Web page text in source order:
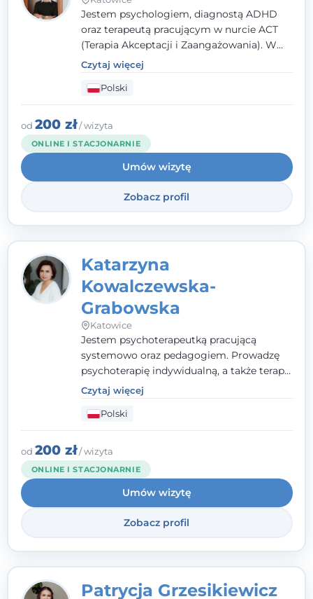
Jestem psychologiem, diagnostą ADHD
oraz terapeutą pracującym w nurcie ACT
(Terapia Akceptacji i Zaangażowania). W
kontakcie z pacjentem najważniejsze są dla
mnie serdeczność, zrozumienie i atmosfera
pełna ciepła. Wierzę, że skuteczna terapia
to wspólne działanie - razem tworzymy
zespół, który szuka rozwiązań.
Czytaj więcej
Polski
od 200 zł/ wizyta
ONLINE I STACJONARNIE
Umów wizytę
Zobacz profil
Katarzyna
Kowalczewska-
Grabowska
Katowice
Jestem psychoterapeutką pracującą
systemowo oraz pedagogiem. Prowadzę
psychoterapię indywidualną, a także terapię
par, małżeństw i rodzin. Patrzę na
człowieka całościowo - w kontekście jego
relacji z rodziną, pracą i otoczeniem - i
opieram współpracę na Twoich mocnych
stronach.
Czytaj więcej
Polski
od 200 zł/ wizyta
ONLINE I STACJONARNIE
Umów wizytę
Zobacz profil
Patrycja Grzesikiewicz